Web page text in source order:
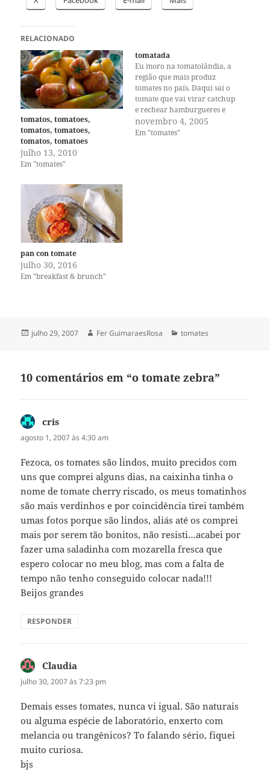
RELACIONADO
tomatos, tomatoes,
tomatos, tomatoes,
tomatos, tomatoes
julho 13, 2010
Em "tomates"
tomatada
Eu moro na tomatolândia, a
região que mais produz
tomates no país. Daqui sai o
tomate que vai virar catchup
e rechear hamburgueres e
molhar batatas-fritas pelo
mundo! Pudera, tomate
novembro 4, 2005
Em "tomates"
pan con tomate
julho 30, 2016
Em "breakfast & brunch"
Publicado
julho 29, 2007 Autor
Fer GuimaraesRosa Categorias
tomates
10 comentários em “o tomate zebra”
cris
agosto 1, 2007 às 4:30 am
Fezoca, os tomates são lindos, muito precidos com
uns que comprei alguns dias, na caixinha tinha o
nome de tomate cherry riscado, os meus tomatinhos
são mais verdinhos e por coincidência tirei também
umas fotos porque são lindos, aliás até os comprei
mais por serem tão bonitos, não resisti…acabei por
fazer uma saladinha com mozarella fresca que
espero colocar no meu blog, mas com a falta de
tempo não tenho conseguido colocar nada!!!
Beijos grandes
RESPONDER
Claudia
julho 30, 2007 às 7:23 pm
Demais esses tomates, nunca vi igual. São naturais
ou alguma espécie de laboratório, enxerto com
melancia ou trangênicos? To falando sério, fiquei
muito curiosa.
bjs